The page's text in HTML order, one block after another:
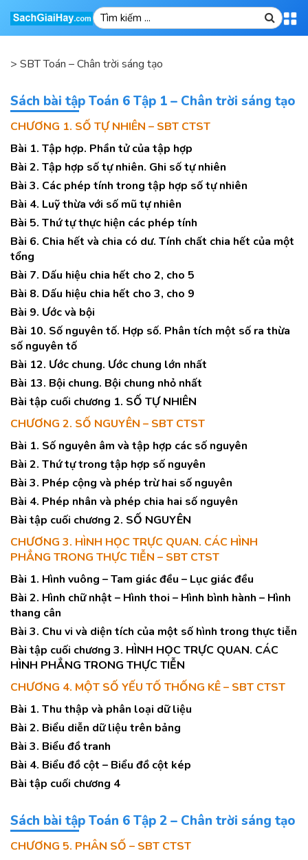
> SBT Toán – Chân trời sáng tạo
Sách bài tập Toán 6 Tập 1 – Chân trời sáng tạo
CHƯƠNG 1. SỐ TỰ NHIÊN – SBT CTST
Bài 1. Tập hợp. Phần tử của tập hợp
Bài 2. Tập hợp số tự nhiên. Ghi số tự nhiên
Bài 3. Các phép tính trong tập hợp số tự nhiên
Bài 4. Luỹ thừa với số mũ tự nhiên
Bài 5. Thứ tự thực hiện các phép tính
Bài 6. Chia hết và chia có dư. Tính chất chia hết của một
tổng
Bài 7. Dấu hiệu chia hết cho 2, cho 5
Bài 8. Dấu hiệu chia hết cho 3, cho 9
Bài 9. Ước và bội
Bài 10. Số nguyên tố. Hợp số. Phân tích một số ra thừa
số nguyên tố
Bài 12. Ước chung. Ước chung lớn nhất
Bài 13. Bội chung. Bội chung nhỏ nhất
Bài tập cuối chương 1. SỐ TỰ NHIÊN
CHƯƠNG 2. SỐ NGUYÊN – SBT CTST
Bài 1. Số nguyên âm và tập hợp các số nguyên
Bài 2. Thứ tự trong tập hợp số nguyên
Bài 3. Phép cộng và phép trừ hai số nguyên
Bài 4. Phép nhân và phép chia hai số nguyên
Bài tập cuối chương 2. SỐ NGUYÊN
CHƯƠNG 3. HÌNH HỌC TRỰC QUAN. CÁC HÌNH
PHẲNG TRONG THỰC TIỄN – SBT CTST
Bài 1. Hình vuông – Tam giác đều – Lục giác đều
Bài 2. Hình chữ nhật – Hình thoi – Hình bình hành – Hình
thang cân
Bài 3. Chu vi và diện tích của một số hình trong thực tiễn
Bài tập cuối chương 3. HÌNH HỌC TRỰC QUAN. CÁC
HÌNH PHẲNG TRONG THỰC TIỄN
CHƯƠNG 4. MỘT SỐ YẾU TỐ THỐNG KÊ – SBT CTST
Bài 1. Thu thập và phân loại dữ liệu
Bài 2. Biểu diễn dữ liệu trên bảng
Bài 3. Biểu đồ tranh
Bài 4. Biểu đồ cột – Biểu đồ cột kép
Bài tập cuối chương 4
Sách bài tập Toán 6 Tập 2 – Chân trời sáng tạo
CHƯƠNG 5. PHÂN SỐ – SBT CTST